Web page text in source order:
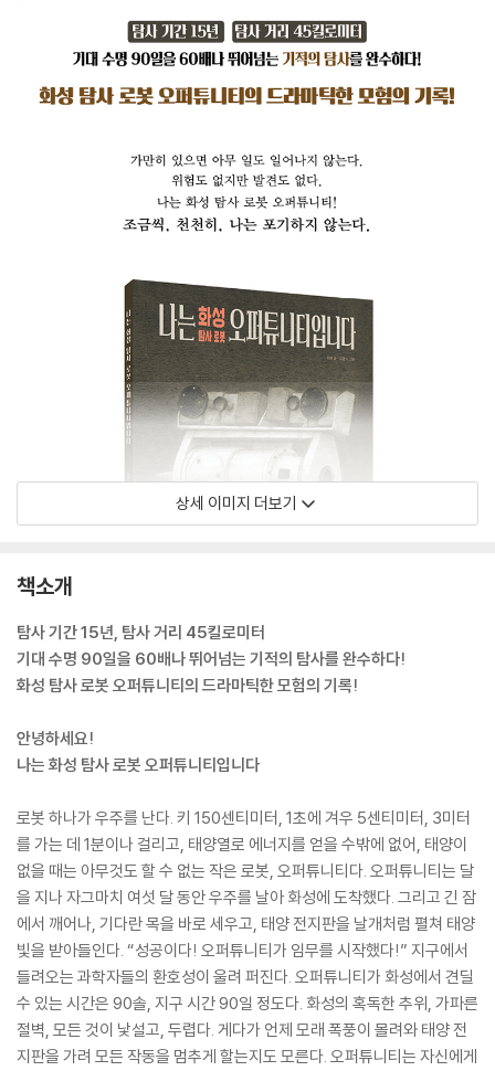
상세 이미지 더보기
책소개
탐사 기간 15년, 탐사 거리 45킬로미터
기대 수명 90일을 60배나 뛰어넘는 기적의 탐사를 완수하다!
화성 탐사 로봇 오퍼튜니티의 드라마틱한 모험의 기록!
안녕하세요!
나는 화성 탐사 로봇 오퍼튜니티입니다
로봇 하나가 우주를 난다. 키 150센티미터, 1초에 겨우 5센티미터, 3미터
를 가는 데 1분이나 걸리고, 태양열로 에너지를 얻을 수밖에 없어, 태양이
없을 때는 아무것도 할 수 없는 작은 로봇, 오퍼튜니티다. 오퍼튜니티는 달
을 지나 자그마치 여섯 달 동안 우주를 날아 화성에 도착했다. 그리고 긴 잠
에서 깨어나, 기다란 목을 바로 세우고, 태양 전지판을 날개처럼 펼쳐 태양
빛을 받아들인다. “성공이다! 오퍼튜니티가 임무를 시작했다!” 지구에서
들려오는 과학자들의 환호성이 울려 퍼진다. 오퍼튜니티가 화성에서 견딜
수 있는 시간은 90솔, 지구 시간 90일 정도다. 화성의 혹독한 추위, 가파른
절벽, 모든 것이 낯설고, 두렵다. 게다가 언제 모래 폭풍이 몰려와 태양 전
지판을 가려 모든 작동을 멈추게 할는지도 모른다. 오퍼튜니티는 자신에게